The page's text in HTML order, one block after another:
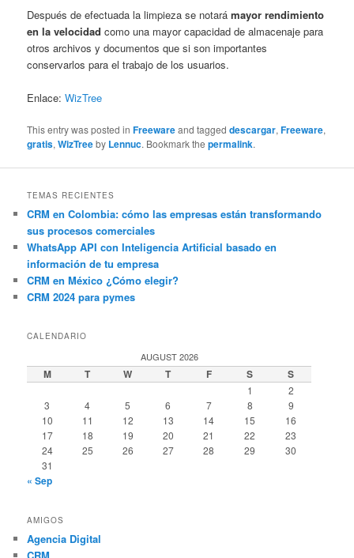
Después de efectuada la limpieza se notarámayor rendimiento
en la velocidad como una mayor capacidad de almacenaje para
otros archivos y documentos que si son importantes
conservarlos para el trabajo de los usuarios.
Enlace:WizTree
This entry was posted inFreewareand taggeddescargar,Freeware,
gratis,WizTreeby Lennuc. Bookmark thepermalink.
TEMAS RECIENTES
CRM en Colombia: cómo las empresas están transformando
sus procesos comerciales
WhatsApp API con Inteligencia Artificial basado en
información de tu empresa
CRM en México ¿Cómo elegir?
CRM 2024 para pymes
CALENDARIO
AUGUST 2026
M T W T F S S
1
2
3
4 5 6 7 8
9
10
11 12 13 14 15
16
17
18 19 20 21 22
23
24
25 26 27 28 29
30
31
« Sep
AMIGOS
Agencia Digital